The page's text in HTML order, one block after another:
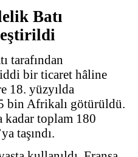
Batı
tarafından
bir ticaret hâline
18. yüzyılda
bin Afrikalı götürüldü.
kadar toplam 180
taşındı.